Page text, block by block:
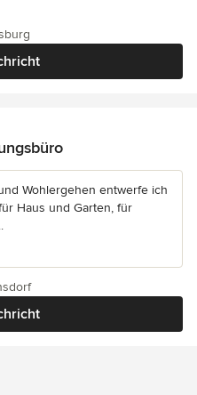
Wohlergehen entwerfe ich
Haus und Garten, für